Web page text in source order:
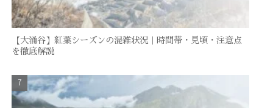
【大涌谷】紅葉シーズンの混雑状況｜時間帯・見頃・注意点
を徹底解説